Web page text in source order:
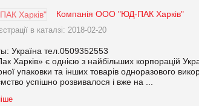
Компанія ООО "ЮД-ПАК Харків"
в каталзі: 2018-02-20
Україна тел.0509352553
Харків» є однією з найбільших корпорацій
упаковки та інших товарів одноразового
успішно розвивалося і вже на ...